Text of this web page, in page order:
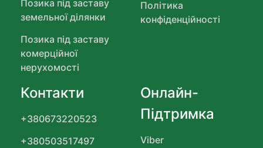
Позика під заставу
земельної ділянки
Позика під заставу
комерційної
нерухомості
Політика
конфіденційності
Контакти
+380673220523
+380503517497
Онлайн-
Підтримка
Viber